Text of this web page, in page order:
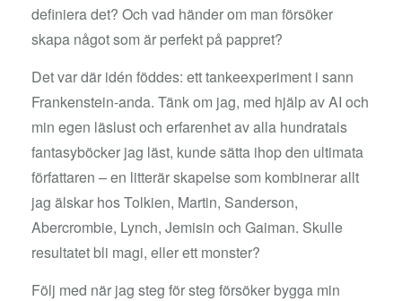
definiera det? Och vad händer om man försöker
skapa något som är perfekt på pappret?
Det var där idén föddes: ett tankeexperiment i sann
Frankenstein-anda. Tänk om jag, med hjälp av AI och
min egen läslust och erfarenhet av alla hundratals
fantasyböcker jag läst, kunde sätta ihop den ultimata
författaren – en litterär skapelse som kombinerar allt
jag älskar hos Tolkien, Martin, Sanderson,
Abercrombie, Lynch, Jemisin och Gaiman. Skulle
resultatet bli magi, eller ett monster?
Följ med när jag steg för steg försöker bygga min